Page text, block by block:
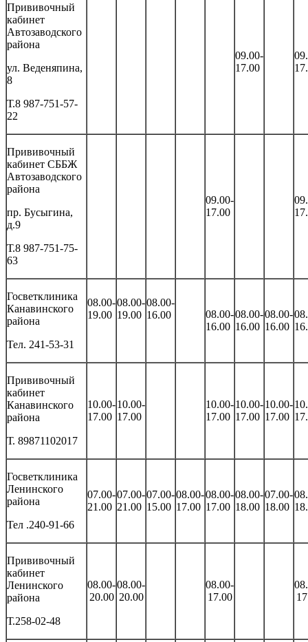
Прививочный
кабинет
Автозаводского
района
ул. Веденяпина,
8
Т.8 987-751-57-
22
09.00-
17.00
Прививочный
кабинет СББЖ
Автозаводского
района
пр. Бусыгина,
д.9
Т.8 987-751-75-
63
09.00-
17.00
Госветклиника
Канавинского
района
Тел. 241-53-31
08.00-
19.00
08.00-
19.00
08.00-
16.00
08.00-
16.00
08.00-
16.00
08.00-
16.00
Прививочный
кабинет
Канавинского
района
Т. 89871102017
10.00-
17.00
10.00-
17.00
10.00-
17.00
10.00-
17.00
10.00-
17.00
Госветклиника
Ленинского
района
Тел .240-91-66
07.00-
21.00
07.00-
21.00
07.00-
15.00
08.00-
17.00
08.00-
17.00
08.00-
18.00
07.00-
18.00
Прививочный
кабинет
Ленинского
района
Т.258-02-48
08.00-
20.00
08.00-
20.00
08.00-
17.00